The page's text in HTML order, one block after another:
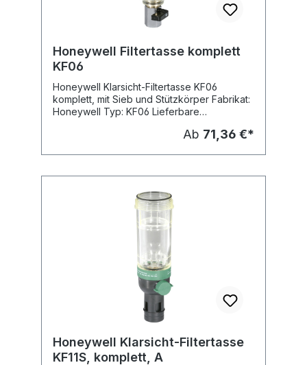
Honeywell Filtertasse komplett
KF06
Honeywell Klarsicht-Filtertasse KF06
komplett, mit Sieb und Stützkörper Fabrikat:
Honeywell Typ: KF06 Lieferbare
DN 15 (1/2"), passend für Nennweite: R 1/2 -
Ab 71,36 €*
Honeywell Klarsicht-Filtertasse
KF11S, komplett, A